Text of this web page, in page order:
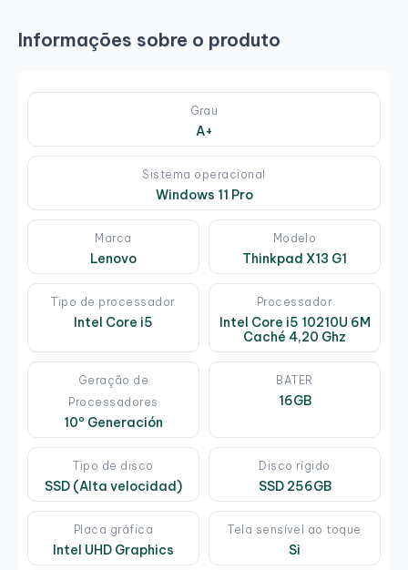
Informações sobre o produto
Grau
A+
Sistema operacional
Windows 11 Pro
Marca
Lenovo
Modelo
Thinkpad X13 G1
Tipo de processador
Intel Core i5
Processador
Intel Core i5 10210U 6M
Caché 4,20 Ghz
Geração de
Processadores
10º Generación
BATER
16GB
Tipo de disco
SSD (Alta velocidad)
Disco rígido
SSD 256GB
Placa gráfica
Intel UHD Graphics
Tela sensível ao toque
Si